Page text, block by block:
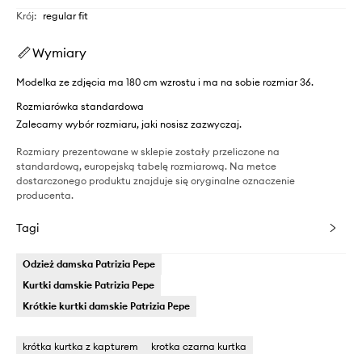
Krój: regular fit
Wymiary
Modelka ze zdjęcia ma 180 cm wzrostu i ma na sobie rozmiar 36.
Rozmiarówka standardowa
Zalecamy wybór rozmiaru, jaki nosisz zazwyczaj.
Rozmiary prezentowane w sklepie zostały przeliczone na
standardową, europejską tabelę rozmiarową. Na metce
dostarczonego produktu znajduje się oryginalne oznaczenie
producenta.
Tagi
Odzież damska Patrizia Pepe
Kurtki damskie Patrizia Pepe
Krótkie kurtki damskie Patrizia Pepe
krótka kurtka z kapturem
krotka czarna kurtka